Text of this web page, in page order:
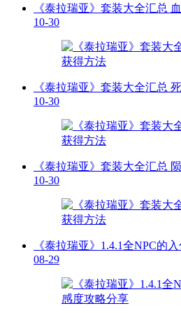
《泰拉瑞亚》套装大全汇总
10-30
《泰拉瑞亚》套装大全汇总
10-30
《泰拉瑞亚》套装大全汇总
10-30
《泰拉瑞亚》1.4.1全NPC的
08-29